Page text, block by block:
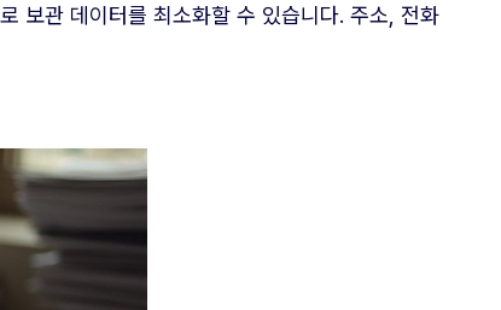
보관 데이터를 최소화할 수 있습니다. 주소, 전화